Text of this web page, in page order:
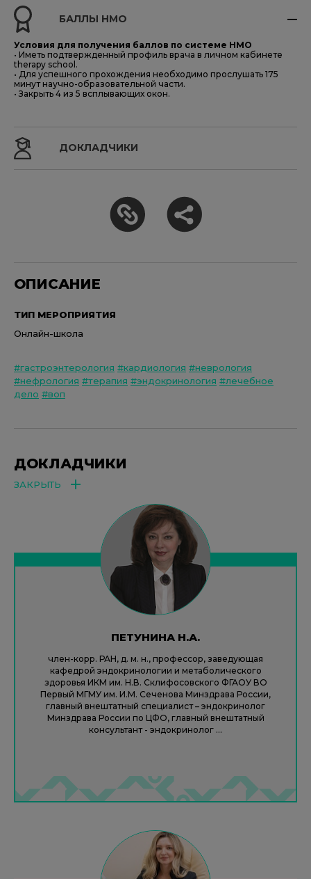
БАЛЛЫ НМО
Условия для получения баллов по системе НМO
• Иметь подтвержденный профиль врача в личном кабинете
therapy school.
• Для успешного прохождения необходимо прослушать 175
минут научно-образовательной части.
• Закрыть 4 из 5 всплывающих окон.
ДОКЛАДЧИКИ
ОПИСАНИЕ
ТИП МЕРОПРИЯТИЯ
Онлайн-школа
#гастроэнтерология #кардиология #неврология
#нефрология #терапия #эндокринология #лечебное
дело #воп
ДОКЛАДЧИКИ
ЗАКРЫТЬ
ПЕТУНИНА Н.А.
член-корр. РАН, д. м. н., профессор, заведующая
кафедрой эндокринологии и метаболического
здоровья ИКМ им. Н.В. Склифосовского ФГАОУ ВО
Первый МГМУ им. И.М. Сеченова Минздрава России,
главный внештатный специалист – эндокринолог
Минздрава России по ЦФО, главный внештатный
консультант - эндокринолог ...